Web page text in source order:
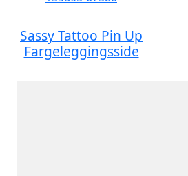
Sassy Tattoo Pin Up
Fargeleggingsside